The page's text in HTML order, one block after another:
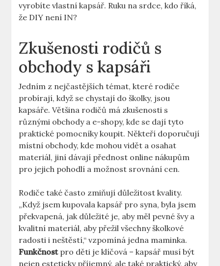
vyrobíte vlastní kapsář. Ruku na srdce, kdo říká,
že DIY není IN?
Zkušenosti rodičů s
obchody s kapsáři
Jedním z nejčastějších témat, které rodiče
probírají, když se chystají do školky, jsou
kapsáře. Většina rodičů má zkušenosti s
různými obchody a e-shopy, kde se dají tyto
praktické pomocníky koupit. Někteří doporučují
místní obchody, kde mohou vidět a osahat
materiál, jiní dávají přednost online nákupům
pro jejich pohodlí a možnost srovnání cen.
Rodiče také často zmiňují důležitost kvality.
„Když jsem kupovala kapsář pro syna, byla jsem
překvapená, jak důležité je, aby měl pevné švy a
kvalitní materiál, aby přežil všechny školkové
radosti i neštěstí,“ vzpomíná jedna maminka.
Funkčnostpro děti je klíčová – kapsář musí být
nejen esteticky příjemný, ale také praktický, aby